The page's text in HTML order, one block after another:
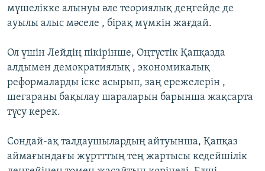
мүшелікке алынуы әле теориялық деңгейде де
ауылы алыс мәселе , бірақ мүмкін жағдай.
Ол үшін Лейдің пікірінше, Оңтүстік Қапқазда
алдымен демократиялық , экономикалық
реформаларды іске асырып, заң ережелерін ,
шегараны бақылау шараларын барынша жақсарта
түсу керек.
Сондай-ақ талдаушылардың айтуынша, Қапқаз
аймағындағы жұртттың тең жартысы кедейшілік